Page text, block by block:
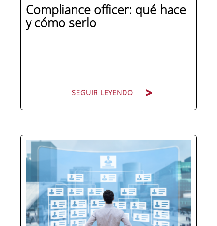
Compliance officer: qué hace
y cómo serlo
SEGUIR LEYENDO
Pocas figuras han ganado tanto peso
en la estructura corporativa española
en la última década como el
compliance officer. Desde que la
reforma del Código Penal extendió la
responsabilidad penal a las personas
jurídicas, las empresas de cualquier...